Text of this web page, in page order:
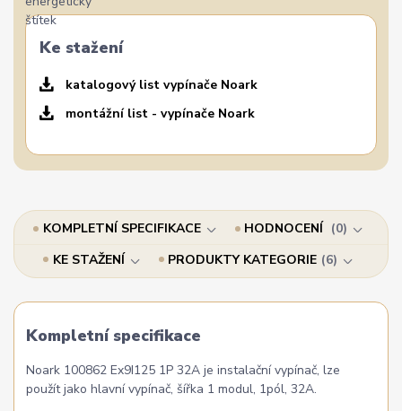
Ke stažení
katalogový list vypínače Noark
montážní list - vypínače Noark
KOMPLETNÍ SPECIFIKACE HODNOCENÍ
0
KE STAŽENÍ
PRODUKTY KATEGORIE 6
Kompletní specifikace
Noark 100862 Ex9I125 1P 32A je instalační vypínač, lze
použít jako hlavní vypínač, šířka 1 modul, 1pól, 32A.